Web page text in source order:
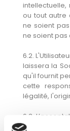
intellectuelle,
ou tout autre
ne soient
ne soient
6.2.
laissera la
qu'il fournit
cette
légalité,
6.3.
implique la